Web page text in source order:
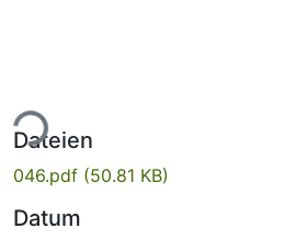
Dateien
046.pdf (50.81 KB)
Datum